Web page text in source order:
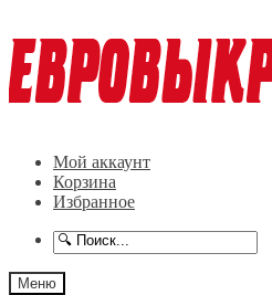
к
навигации
к
содержимому
Мой аккаунт
Корзина
Избранное
Меню